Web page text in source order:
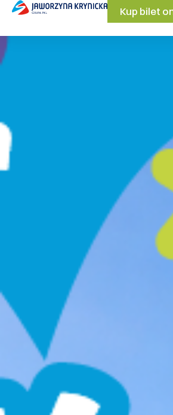
Kup bilet